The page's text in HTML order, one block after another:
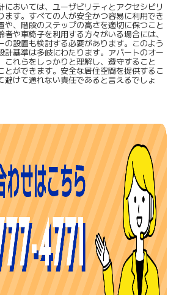
においては、ユーザビリティとアクセシビリ
ます。すべての人が安全かつ容易に利用でき
や、階段のステップの高さを適切に保つこと
や車椅子を利用する方々がいる場合には、
の設置も検討する必要があります。このよう
計基準は多岐にわたります。アパートのオー
これらをしっかりと理解し、遵守すること
とができます。安全な居住空間を提供するこ
避けて通れない責任であると言えるでしょ